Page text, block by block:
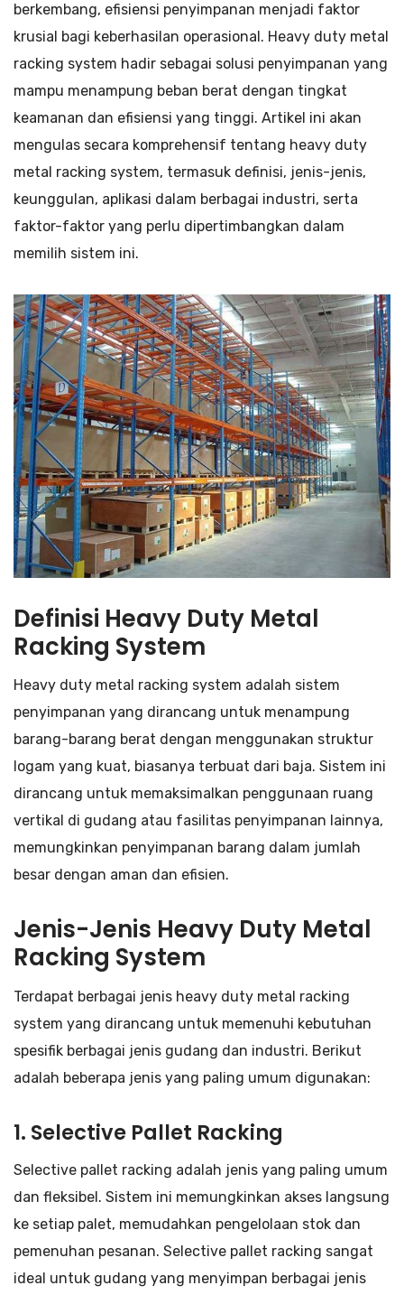
berkembang, efisiensi penyimpanan menjadi faktor
krusial bagi keberhasilan operasional. Heavy duty metal
racking system hadir sebagai solusi penyimpanan yang
mampu menampung beban berat dengan tingkat
keamanan dan efisiensi yang tinggi. Artikel ini akan
mengulas secara komprehensif tentang heavy duty
metal racking system, termasuk definisi, jenis-jenis,
keunggulan, aplikasi dalam berbagai industri, serta
faktor-faktor yang perlu dipertimbangkan dalam
memilih sistem ini.
Definisi Heavy Duty Metal
Racking System
Heavy duty metal racking system adalah sistem
penyimpanan yang dirancang untuk menampung
barang-barang berat dengan menggunakan struktur
logam yang kuat, biasanya terbuat dari baja. Sistem ini
dirancang untuk memaksimalkan penggunaan ruang
vertikal di gudang atau fasilitas penyimpanan lainnya,
memungkinkan penyimpanan barang dalam jumlah
besar dengan aman dan efisien.
Jenis-Jenis Heavy Duty Metal
Racking System
Terdapat berbagai jenis heavy duty metal racking
system yang dirancang untuk memenuhi kebutuhan
spesifik berbagai jenis gudang dan industri. Berikut
adalah beberapa jenis yang paling umum digunakan:
1. Selective Pallet Racking
Selective pallet racking adalah jenis yang paling umum
dan fleksibel. Sistem ini memungkinkan akses langsung
ke setiap palet, memudahkan pengelolaan stok dan
pemenuhan pesanan. Selective pallet racking sangat
ideal untuk gudang yang menyimpan berbagai jenis